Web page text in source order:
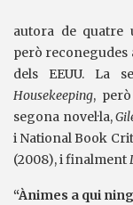
autora de quatre
però reconegudes
dels EEUU. La
Housekeeping,
segona novel·la,
i National Book
(2008), i finalment
“Ànimes a qui